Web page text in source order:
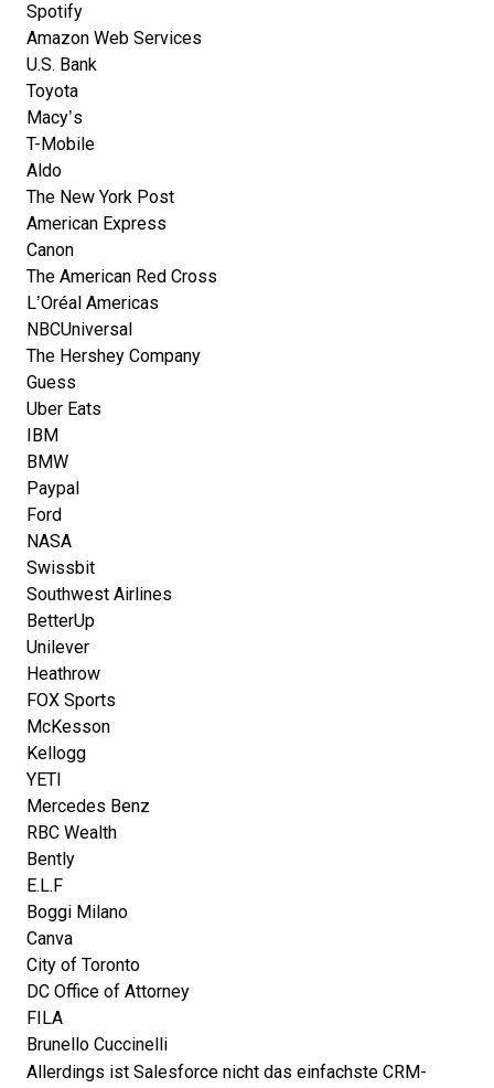
Spotify
Amazon Web Services
U.S. Bank
Toyota
Macy’s
T-Mobile
Aldo
The New York Post
American Express
Canon
The American Red Cross
L’Oréal Americas
NBCUniversal
The Hershey Company
Guess
Uber Eats
IBM
BMW
Paypal
Ford
NASA
Swissbit
Southwest Airlines
BetterUp
Unilever
Heathrow
FOX Sports
McKesson
Kellogg
YETI
Mercedes Benz
RBC Wealth
Bently
E.L.F
Boggi Milano
Canva
City of Toronto
DC Office of Attorney
FILA
Brunello Cuccinelli
Allerdings ist Salesforce nicht das einfachste CRM-